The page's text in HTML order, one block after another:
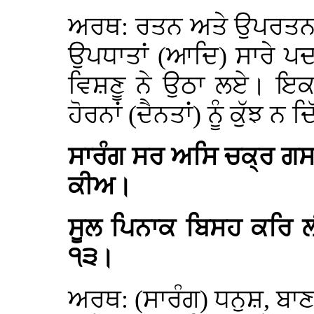
ਅਰਥ: ਰਤਨ ਅਤੇ ਉਪਰਤਨ
ਉਪਧਾਤਾਂ (ਆਦਿ) ਸਾਰੇ
ਵਿਸ਼ਣੂ ਨੇ ਉਠਾ ਲਏ।
ਹੋਰਨਾਂ (ਦੈਨਤਾਂ) ਨੂੰ ਕੁੱਝ ਨ
ਸਾਰੰਗ ਸਰ ਅਸਿ ਚਕ੍ਰ
ਕੀਅ।
ਸੂਲ ਪਿਨਾਕ ਬਿਸਹ ਕਰਿ
੧੩।
ਅਰਥ: (ਸਾਰੰਗ) ਧਨੁਸ਼,